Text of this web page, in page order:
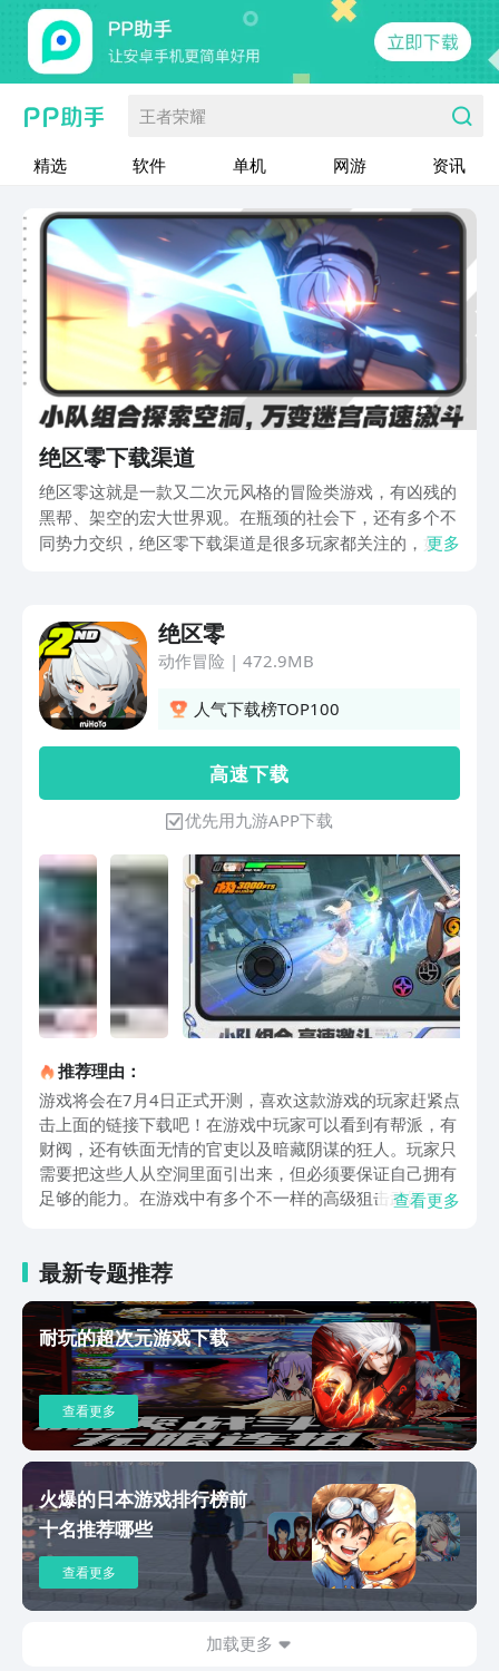
王者荣耀
精选 软件 单机 网游 资讯
绝区零下载渠道
绝区零这就是一款又二次元风格的冒险类游戏，有凶残的
黑帮、架空的宏大世界观。在瓶颈的社会下，还有多个不
同势力交织，绝区零下载渠道是很多玩家都关注的，如果
更多
绝区零
动作冒险 | 472.9MB
人气下载榜TOP100
高 速 下 载
优先用九游APP下载
推荐理由：
游戏将会在7月4日正式开测，喜欢这款游戏的玩家赶紧点
击上面的链接下载吧！在游戏中玩家可以看到有帮派，有
财阀，还有铁面无情的官吏以及暗藏阴谋的狂人。玩家只
需要把这些人从空洞里面引出来，但必须要保证自己拥有
足够的能力。在游戏中有多个不一样的高级狙击武器，每
比较过瘾，还能解锁新的玩法以及不一样的城市场景。游
戏中有真实的画面感，还有狙击战斗的过程中会让大家在
玩的时候非常的过瘾。在战斗的过程中，大家还需要节省
子弹。如此才能够更快地消灭敌人，总之逼真的屏幕设计
以及浩瀚的地图设计可以100%还原游戏的拍摄体验。游
戏中有丰富的战场地形，玩家可以选择随意切换，在每次
切换之后就能拥有一种与众不同的射击体验。多种不一样
的机甲，可以选择丰富的乱斗模式，还能解锁新的玩法。
这款游戏中玩家可以尽情的感受刺激的体验，玩家的等级
还会伴随机甲少女而逐渐的提升，那些大量的材料可以给
玩家带来不一样的战斗体验。在任务中，玩家可以根据个
人的喜好，然后去做出枪支的选择。在完成任务之后，还
能有机会去解锁一些不一样的枪支，甚至可以去升级枪，
整个过程都不需要浪费时间。让大家去感受不一样的武器
装备，如此高清的画质让人完全沉浸于对战的精彩中，所
有的一切都等待着大家开。绝区零下载渠道如上所示，如
查看更多
最新专题推荐
耐玩的超次元游戏下载
查看更多
火爆的日本游戏排行榜前
十名推荐哪些
查看更多
加载更多